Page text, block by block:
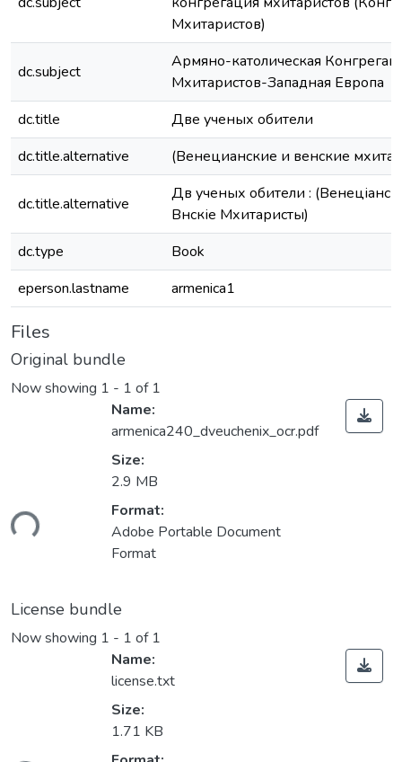
Мхитаристов)
dc.subject
Армяно-католическая
Мхитаристов-Западная Европа
dc.title
Две ученых обители
dc.title.alternative
(Венецианские и венские
dc.title.alternative
Двѣ ученых обители :
Вѣнскіе​ ​Мхитаристы​)
dc.type
Book
eperson.lastname
armenica1
Files
Original bundle
Now showing 1 - 1 of 1
Name:
armenica240_dveuchenix_ocr.pdf
Size:
2.9 MB
Format:
Adobe Portable Document
Format
License bundle
Now showing 1 - 1 of 1
Name:
license.txt
Size:
1.71 KB